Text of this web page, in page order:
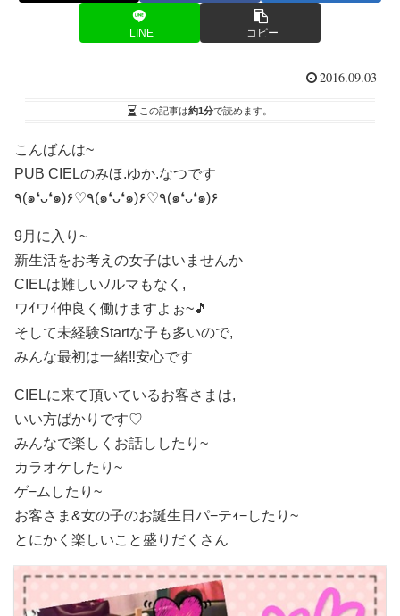
LINE コピー
2016.09.03
この記事は約1分で読めます。
こんばんは~
PUB CIELのみほ.ゆか.なつです
٩(๑❛ᴗ❛๑)۶♡٩(๑❛ᴗ❛๑)۶♡٩(๑❛ᴗ❛๑)۶
9月に入り~
新生活をお考えの女子はいませんか
CIELは難しいﾉルマもなく,
ワｲワｲ仲良く働けますよぉ~🎵
そして未経験Startな子も多いので,
みんな最初は一緒‼安心です
CIELに来て頂いているお客さまは,
いい方ばかりです♡
みんなで楽しくお話ししたり~
カラオケしたり~
ゲ−ムしたり~
お客さま&女の子のお誕生日パ−テｨ−したり~
とにかく楽しいこと盛りだくさん